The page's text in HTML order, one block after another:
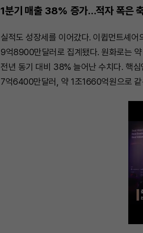
1분기 매출 38% 증가…적자 폭은
실적도 성장세를 이어갔다. 이큅먼트셰
9억8900만달러로 집계됐다. 원화로는
전년 동기 대비 38% 늘어난 수치다. 핵
7억6400만달러, 약 1조1660억원으로